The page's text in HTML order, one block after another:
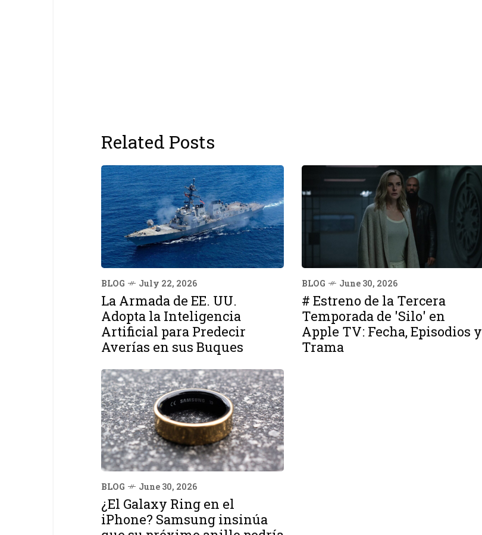
Related Posts
BLOG July 22, 2026
La Armada de EE. UU.
Adopta la Inteligencia
Artificial para Predecir
Averías en sus Buques
BLOG June 30, 2026
# Estreno de la Tercera
Temporada de 'Silo' en
Apple TV: Fecha, Episodios y
Trama
BLOG June 30, 2026
¿El Galaxy Ring en el
iPhone? Samsung insinúa